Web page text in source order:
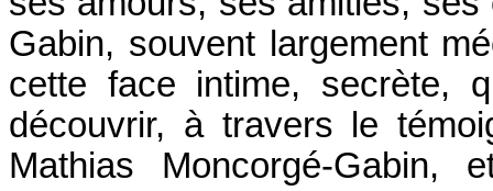
Gabin, souvent largement
cette face intime, secrète,
découvrir, à travers le
Mathias Moncorgé-Gabin,